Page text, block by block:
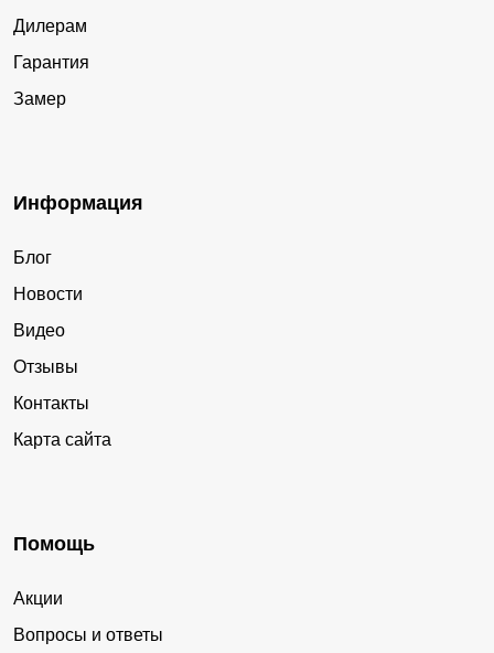
Дилерам
Гарантия
Замер
Информация
Блог
Новости
Видео
Отзывы
Контакты
Карта сайта
Помощь
Акции
Вопросы и ответы